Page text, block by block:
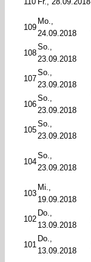
109
Mo.,
24.09.2018
108
So.,
23.09.2018
107
So.,
23.09.2018
106
So.,
23.09.2018
105
So.,
23.09.2018
104
So.,
23.09.2018
103
Mi.,
19.09.2018
102
Do.,
13.09.2018
101
Do.,
13.09.2018